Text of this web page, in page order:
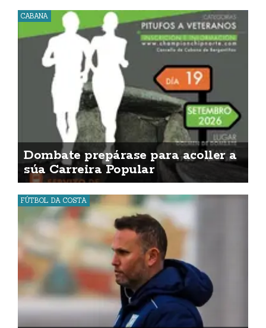
CABANA
Dombate prepárase para acoller a
súa Carreira Popular
FÚTBOL DA COSTA